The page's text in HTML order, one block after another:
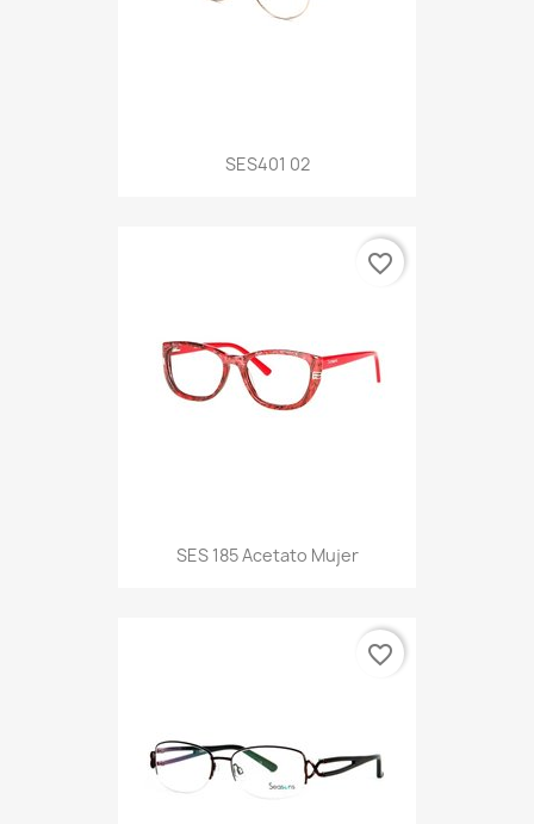
SES401 02
SES 185 Acetato Mujer
favorite_border
favorite_border